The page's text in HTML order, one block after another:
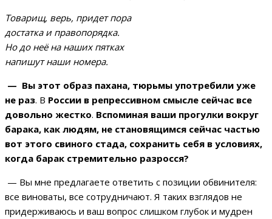
Товарищ, верь, придет пора
достатка и правопорядка.
Но до неё на наших пятках
напишут наши номера.
— Вы этот образ пахана, тюрьмы употребили уже
не раз. В России в репрессивном смысле сейчас все
довольно жестко. Вспоминая ваши прогулки вокруг
барака, как людям, не становящимся сейчас частью
вот этого свиного стада, сохранить себя в условиях,
когда барак стремительно разросся?
— Вы мне предлагаете ответить с позиции обвинителя:
все виноваты, все сотрудничают. Я таких взглядов не
придерживаюсь и ваш вопрос слишком глубок и мудрен